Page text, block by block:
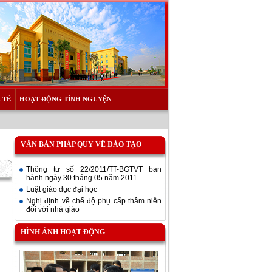
TẾ HOẠT ĐỘNG TÌNH NGUYỆN
VĂN BẢN PHÁP QUY VỀ ĐÀO TẠO
Thông tư số 22/2011/TT-BGTVT ban
hành ngày 30 tháng 05 năm 2011
Luật giáo dục đại học
Nghị định về chế độ phụ cấp thâm niên
đối với nhà giáo
HÌNH ẢNH HOẠT ĐỘNG